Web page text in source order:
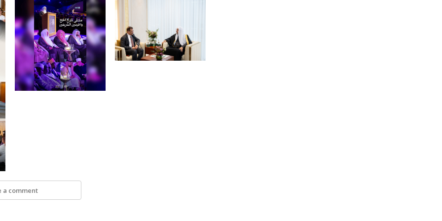
a comment